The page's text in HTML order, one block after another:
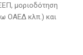
μοριοδότηση
ΟΑΕΔ κλπ.) και